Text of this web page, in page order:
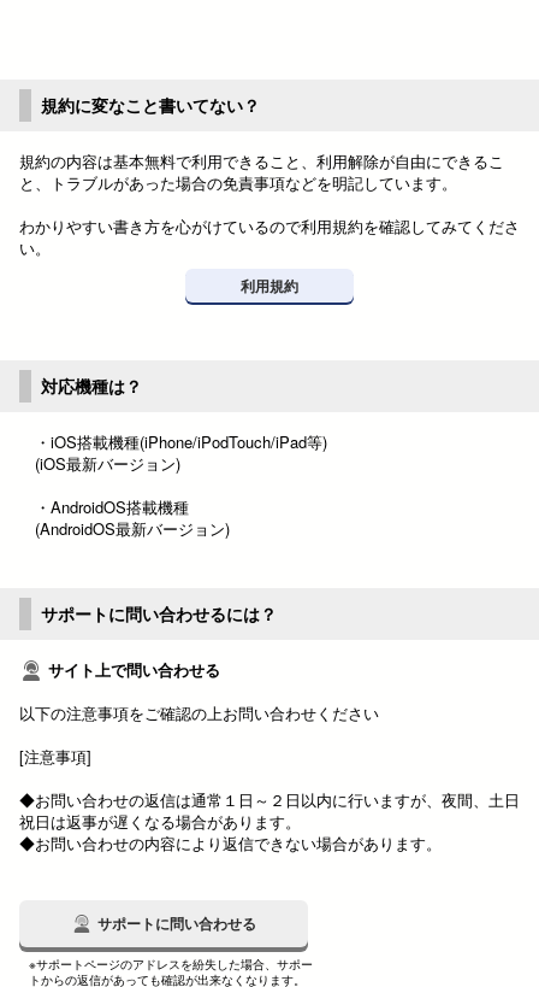
規約に変なこと書いてない？
規約の内容は基本無料で利用できること、利用解除が自由にできるこ
と、トラブルがあった場合の免責事項などを明記しています。
わかりやすい書き方を心がけているので利用規約を確認してみてくださ
い。
利用規約
対応機種は？
・iOS搭載機種(iPhone/iPodTouch/iPad等)
(iOS最新バージョン)
・AndroidOS搭載機種
(AndroidOS最新バージョン)
サポートに問い合わせるには？
サイト上で問い合わせる
以下の注意事項をご確認の上お問い合わせください
[注意事項]
◆お問い合わせの返信は通常１日～２日以内に行いますが、夜間、土日
祝日は返事が遅くなる場合があります。
◆お問い合わせの内容により返信できない場合があります。
サポートに問い合わせる
※サポートページのアドレスを紛失した場合、サポー
トからの返信があっても確認が出来なくなります。